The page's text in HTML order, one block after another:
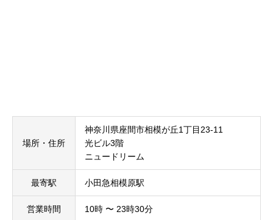
場所・住所
神奈川県座間市相模が丘1丁目23-11
光ビル3階
ニュードリーム
最寄駅 小田急相模原駅
営業時間 10時 〜 23時30分